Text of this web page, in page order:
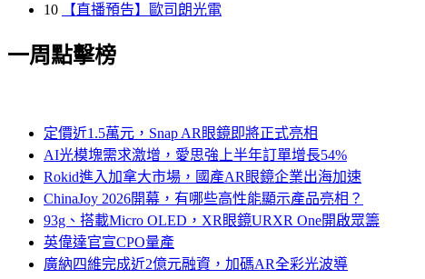
10
【直播預告】歐司朗光電
一周點擊榜
定價近1.5萬元，Snap AR眼鏡即將正式亮相
AI光模塊需求激增，愛思強上半年訂單增長54%
Rokid進入加拿大市場，國產AR眼鏡企業出海加速
ChinaJoy 2026開幕，有哪些高性能顯示產品亮相？
93g、搭載Micro OLED，XR眼鏡URXR One開啟眾籌
英偉達官宣CPO量產
廣納四維完成近2億元融資，加碼AR全彩光波導